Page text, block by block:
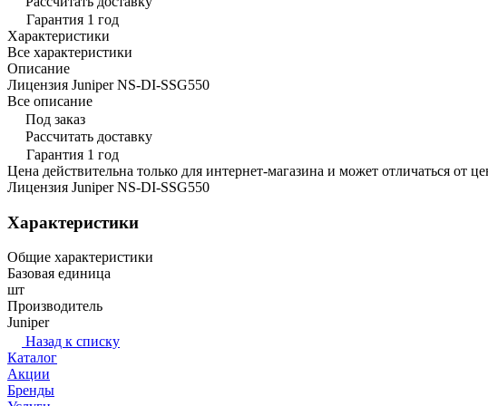
Гарантия 1 год
Характеристики
Все характеристики
Описание
Лицензия Juniper NS-DI-SSG550
Все описание
Под заказ
Рассчитать доставку
Гарантия 1 год
Цена действительна только для интернет-магазина и может отличаться от
Лицензия Juniper NS-DI-SSG550
Характеристики
Общие характеристики
Базовая единица
шт
Производитель
Juniper
Назад к списку
Каталог
Акции
Бренды